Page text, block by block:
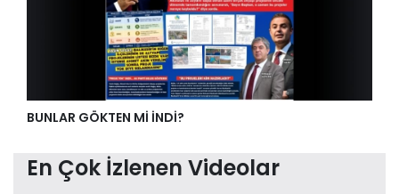
BUNLAR GÖKTEN Mİ İNDİ?
En Çok İzlenen Videolar